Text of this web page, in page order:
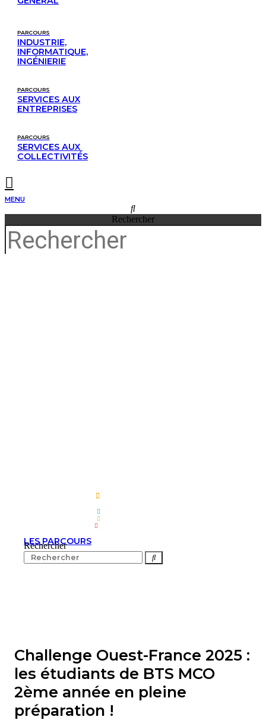
PARCOURS
INDUSTRIE,
INFORMATIQUE,
INGÉNIERIE
PARCOURS
SERVICES AUX
ENTREPRISES
PARCOURS
SERVICES AUX
COLLECTIVITÉS
MENU
Rechercher
LES PARCOURS
Rechercher
Challenge Ouest-France 2025 :
les étudiants de BTS MCO
2ème année en pleine
préparation !